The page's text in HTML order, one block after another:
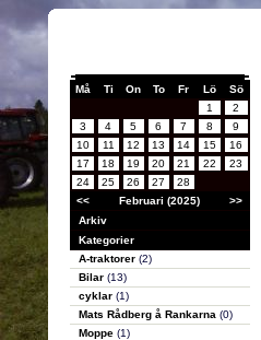
Må Ti On To Fr Lö
Sö
1
2
3
4 5 6 7 8
9
10
11 12 13 14 15
16
17
18 19 20 21 22
23
24
25 26 27
28
<<
Februari (2025)
>>
Arkiv
Kategorier
A-traktorer (2)
Bilar (13)
cyklar (1)
Mats Rådberg å Rankarna (0)
Moppe (1)